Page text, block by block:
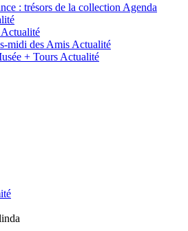
: trésors de la collection Agenda
Actualité
midi des Amis Actualité
+ Tours Actualité